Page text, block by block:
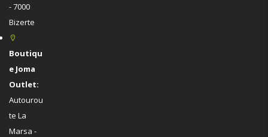
- 7000
Bizerte
Boutiqu
e Joma
Outlet:
Autourou
te La
Marsa -